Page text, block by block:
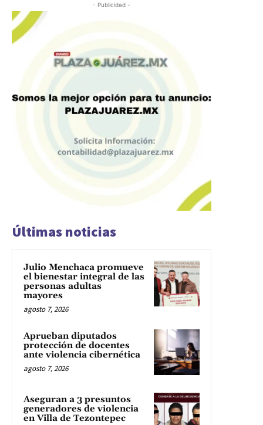
- Publicidad -
Últimas noticias
Julio Menchaca promueve
el bienestar integral de las
personas adultas
mayores
agosto 7, 2026
Aprueban diputados
protección de docentes
ante violencia cibernética
agosto 7, 2026
Aseguran a 3 presuntos
generadores de violencia
en Villa de Tezontepec